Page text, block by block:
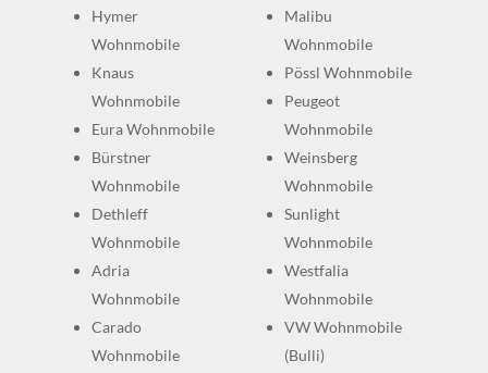
Hymer
Wohnmobile
Knaus
Wohnmobile
Eura Wohnmobile
Bürstner
Wohnmobile
Dethleff
Wohnmobile
Adria
Wohnmobile
Carado
Wohnmobile
Malibu
Wohnmobile
Pössl Wohnmobile
Peugeot
Wohnmobile
Weinsberg
Wohnmobile
Sunlight
Wohnmobile
Westfalia
Wohnmobile
VW Wohnmobile
(Bulli)